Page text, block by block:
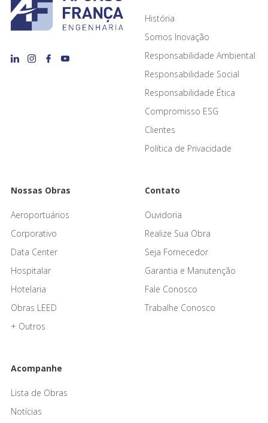
História
Somos Inovação
Responsabilidade Ambiental
Responsabilidade Social
Responsabilidade Ética
Compromisso ESG
Clientes
Política de Privacidade
Nossas Obras
Aeroportuários
Corporativo
Data Center
Hospitalar
Hotelaria
Obras LEED
+ Outros
Contato
Ouvidoria
Realize Sua Obra
Seja Fornecedor
Garantia e Manutenção
Fale Conosco
Trabalhe Conosco
Acompanhe
Lista de Obras
Notícias